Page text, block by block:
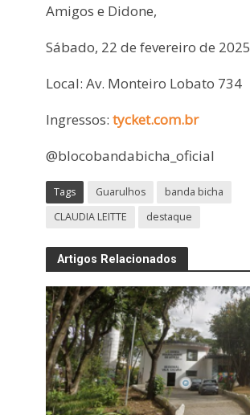
Amigos e Didone,
Sábado, 22 de fevereiro de 2025
Local: Av. Monteiro Lobato 734
Ingressos: tycket.com.br
@blocobandabicha_oficial
Tags Guarulhos
banda bicha
CLAUDIA LEITTE
destaque
Artigos Relacionados